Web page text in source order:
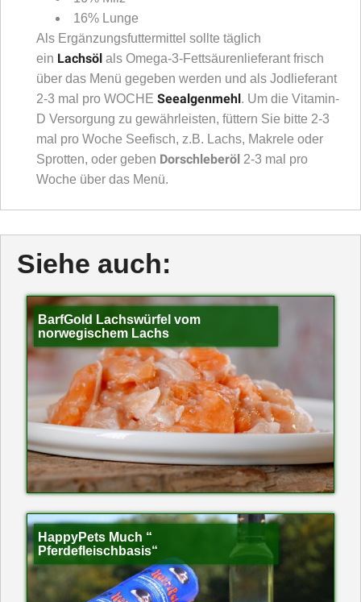
16% Lunge
Als Ergänzungsfuttermittel sollte täglich
ein Lachsöl als Omega-3-Fettsäurenlieferant frisch
über das Menü gegeben werden und als Jodlieferant
2-3 mal pro WOCHE Seealgenmehl. Um die Vitamin-
D Versorgung zu gewährleisten, füttern Sie bitte 2-3
mal pro Woche Seefisch, z.B. Lachs, Makrele oder
Sprotten, oder geben Dorschleberöl 2-3 mal pro
Woche über das Menü.
Siehe auch:
BarfGold Lachswürfel vom
norwegischem Lachs
HappyPets Much “
Pferdefleischbasis“